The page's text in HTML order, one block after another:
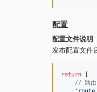
配置
配置文件说明
发布配置文件
return [
// 路由